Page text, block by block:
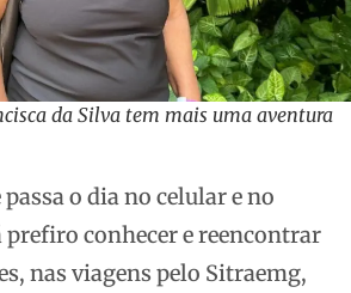
da Silva tem mais uma aventura
passa o dia no celular e no
prefiro conhecer e reencontrar
nas viagens pelo Sitraemg,